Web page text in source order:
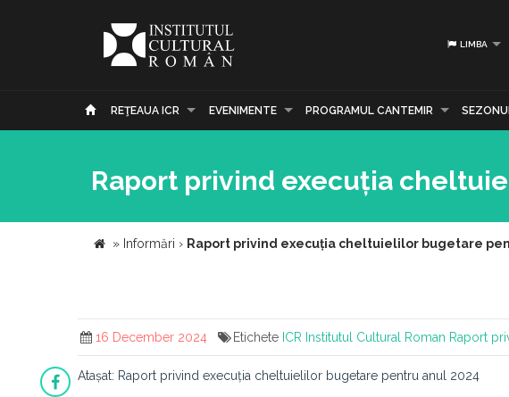
LIMBA
REŢEAUA ICR EVENIMENTE PROGRAMUL CANTEMIR
Raport privind execuția
» Informări › Raport privind execuția cheltuielilor bugetare
16 December 2024 Etichete ICR Institutul Cultural Roman Raport
Atașat: Raport privind execuția cheltuielilor bugetare pentru anul 2024